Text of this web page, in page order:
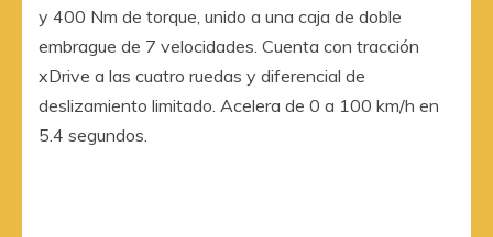
y 400 Nm de torque, unido a una caja de doble
embrague de 7 velocidades. Cuenta con tracción
xDrive a las cuatro ruedas y diferencial de
deslizamiento limitado. Acelera de 0 a 100 km/h en
5.4 segundos.